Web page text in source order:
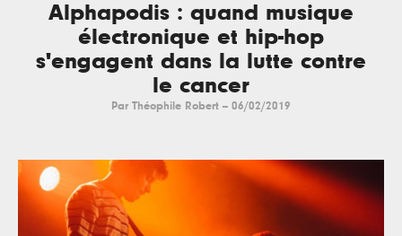
Alphapodis : quand musique
électronique et hip-hop
s'engagent dans la lutte contre
le cancer
Par Théophile Robert -- 06/02/2019